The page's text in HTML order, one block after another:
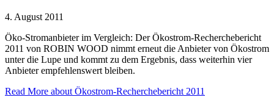
4. August 2011
Öko-Stromanbieter im Vergleich: Der Ökostrom-Recherchebericht
2011 von ROBIN WOOD nimmt erneut die Anbieter von Ökostrom
unter die Lupe und kommt zu dem Ergebnis, dass weiterhin vier
Anbieter empfehlenswert bleiben.
Read More about Ökostrom-Recherchebericht 2011